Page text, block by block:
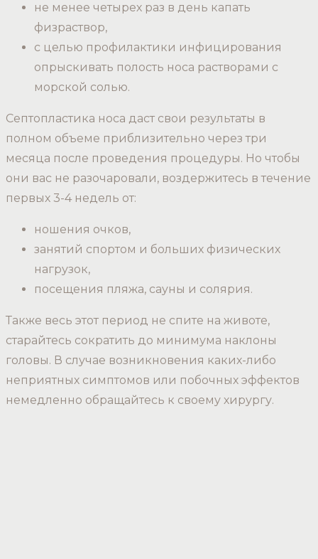
не менее четырех раз в день капать
физраствор,
с целью профилактики инфицирования
опрыскивать полость носа растворами с
морской солью.
Септопластика носа даст свои результаты в
полном объеме приблизительно через три
месяца после проведения процедуры. Но чтобы
они вас не разочаровали, воздержитесь в течение
первых 3-4 недель от:
ношения очков,
занятий спортом и больших физических
нагрузок,
посещения пляжа, сауны и солярия.
Также весь этот период не спите на животе,
старайтесь сократить до минимума наклоны
головы. В случае возникновения каких-либо
неприятных симптомов или побочных эффектов
немедленно обращайтесь к своему хирургу.